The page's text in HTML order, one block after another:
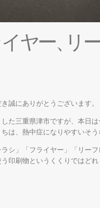
イヤー、 リ ー
誠にありがとうございます。
た三重県津市ですが、本日は
は、熱中症になりやすいそ
シ」「フライヤー」「リーフ
印刷物というくくりではど